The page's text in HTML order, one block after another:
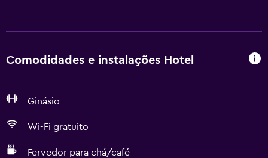
Comodidades e instalações Hotel
Ginásio
Wi-Fi gratuito
Fervedor para chá/café